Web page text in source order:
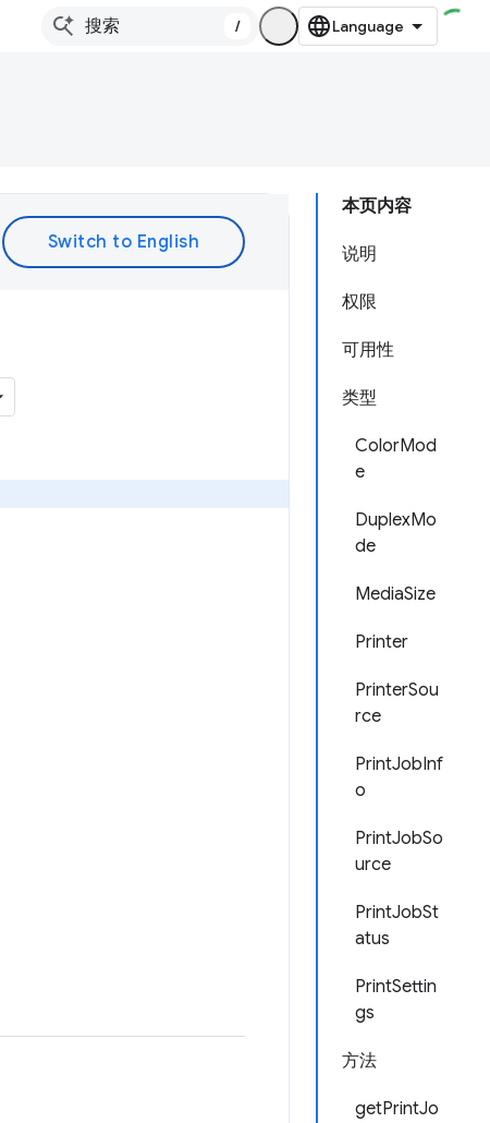
/
本页内容
说明
权限
可用性
类型
ColorMod
e
DuplexMo
de
MediaSize
Printer
PrinterSou
rce
PrintJobInf
o
PrintJobSo
urce
PrintJobSt
atus
PrintSettin
gs
方法
getPrintJo